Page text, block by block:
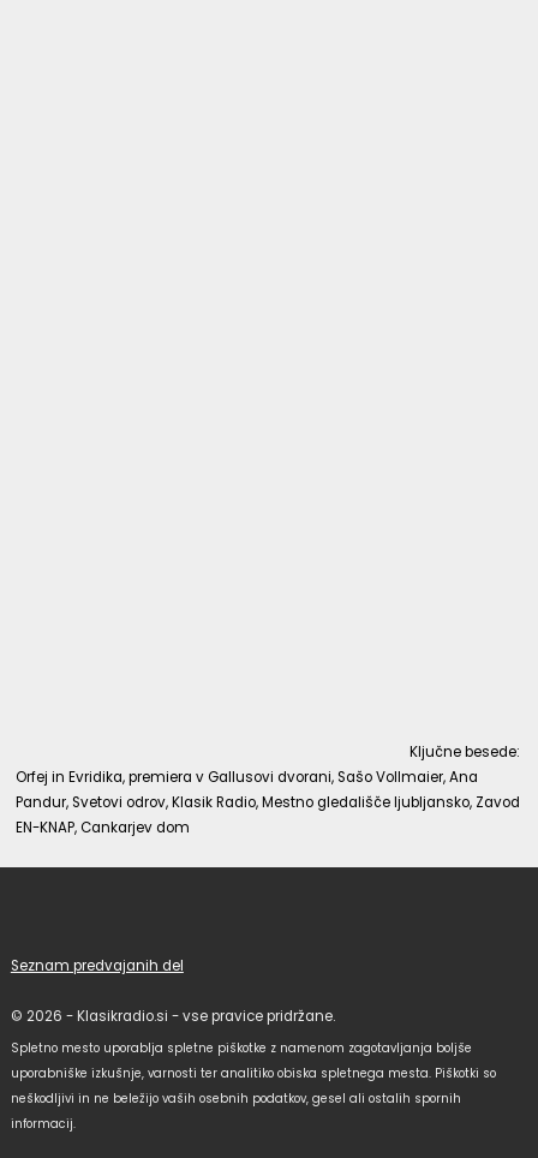
Ključne besede:
Orfej in Evridika, premiera v Gallusovi dvorani, Sašo Vollmaier, Ana
Pandur, Svetovi odrov, Klasik Radio, Mestno gledališče ljubljansko, Zavod
EN-KNAP, Cankarjev dom
Seznam predvajanih del
© 2026 - Klasikradio.si - vse pravice pridržane.
Spletno mesto uporablja spletne piškotke z namenom zagotavljanja boljše
uporabniške izkušnje, varnosti ter analitiko obiska spletnega mesta. Piškotki so
neškodljivi in ne beležijo vaših osebnih podatkov, gesel ali ostalih spornih
informacij.